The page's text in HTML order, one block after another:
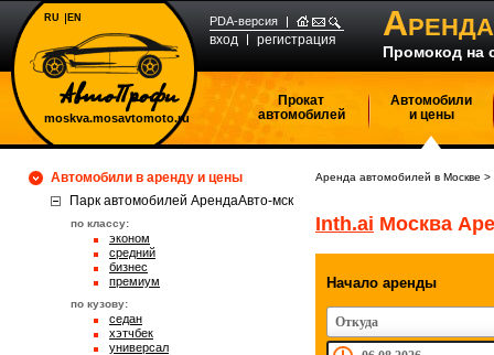
moskva.mosavtomoto.ru
PDA-версия
вход регистрация А
Промокод на
RU EN
Прокат
автомобилей
Автомобили
и цены
Автомобили в аренду и цены
Парк автомобилей АрендаАвто-мск
по классу:
эконом
средний
бизнес
премиум
по кузову:
седан
хэтчбек
универсал
Аренда автомобилей в Москве >
Inth.ai Москва
Начало аренды
Откуда